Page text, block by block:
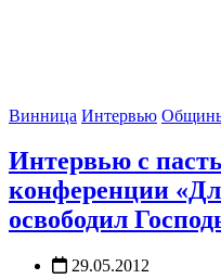
Винница Интервью
Интервью с
конференции
освободил
29.05.2012